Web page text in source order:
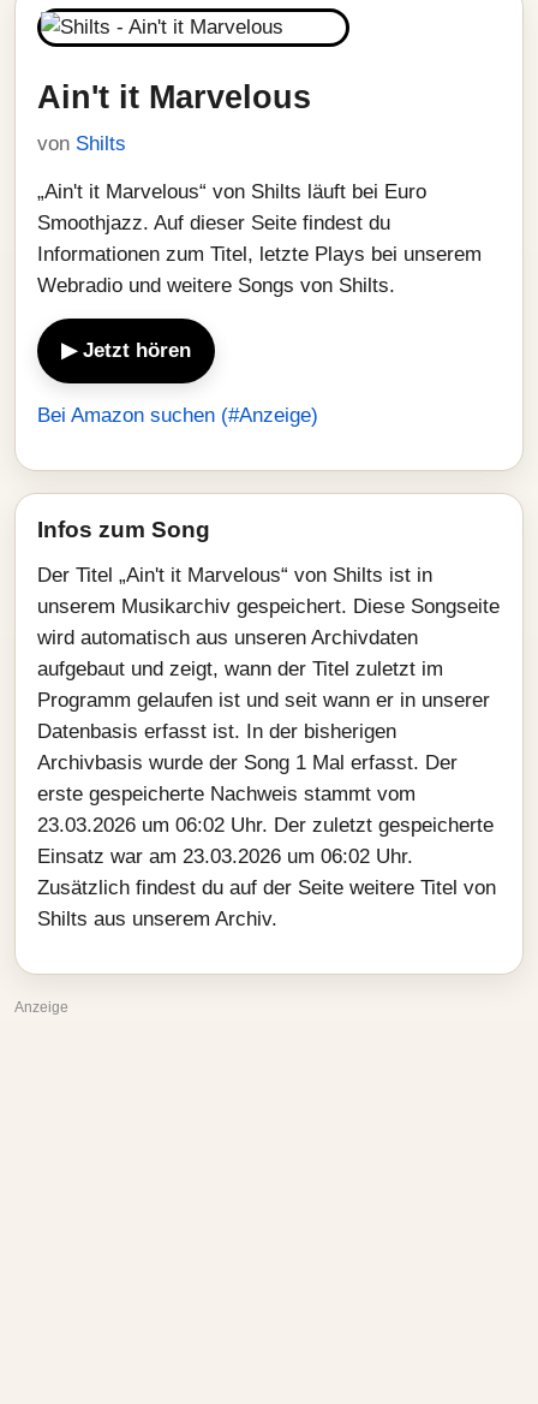
Ain't it Marvelous
von Shilts
„Ain't it Marvelous“ von Shilts läuft bei Euro
Smoothjazz. Auf dieser Seite findest du
Informationen zum Titel, letzte Plays bei unserem
Webradio und weitere Songs von Shilts.
▶ Jetzt hören
Bei Amazon suchen (#Anzeige)
Infos zum Song
Der Titel „Ain't it Marvelous“ von Shilts ist in
unserem Musikarchiv gespeichert. Diese Songseite
wird automatisch aus unseren Archivdaten
aufgebaut und zeigt, wann der Titel zuletzt im
Programm gelaufen ist und seit wann er in unserer
Datenbasis erfasst ist. In der bisherigen
Archivbasis wurde der Song 1 Mal erfasst. Der
erste gespeicherte Nachweis stammt vom
23.03.2026 um 06:02 Uhr. Der zuletzt gespeicherte
Einsatz war am 23.03.2026 um 06:02 Uhr.
Zusätzlich findest du auf der Seite weitere Titel von
Shilts aus unserem Archiv.
Anzeige